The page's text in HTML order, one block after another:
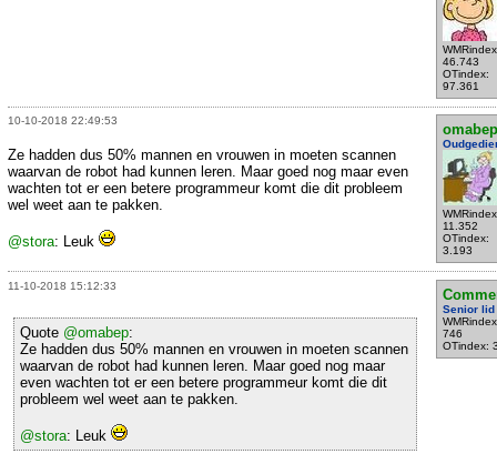
46.743
OTindex:
97.361
10-10-2018 22:49:53
omabep
11.352
OTindex:
3.193
Ze hadden dus 50% mannen en vrouwen in moeten scannen
waarvan de robot had kunnen leren. Maar goed nog maar even
wachten tot er een betere programmeur komt die dit probleem
wel weet aan te pakken.
@stora: Leuk
11-10-2018 15:12:33
Senior lid
746
OTindex:
Quote @omabep:
Ze hadden dus 50% mannen en vrouwen in moeten scannen
waarvan de robot had kunnen leren. Maar goed nog maar
even wachten tot er een betere programmeur komt die dit
probleem wel weet aan te pakken.
@stora: Leuk